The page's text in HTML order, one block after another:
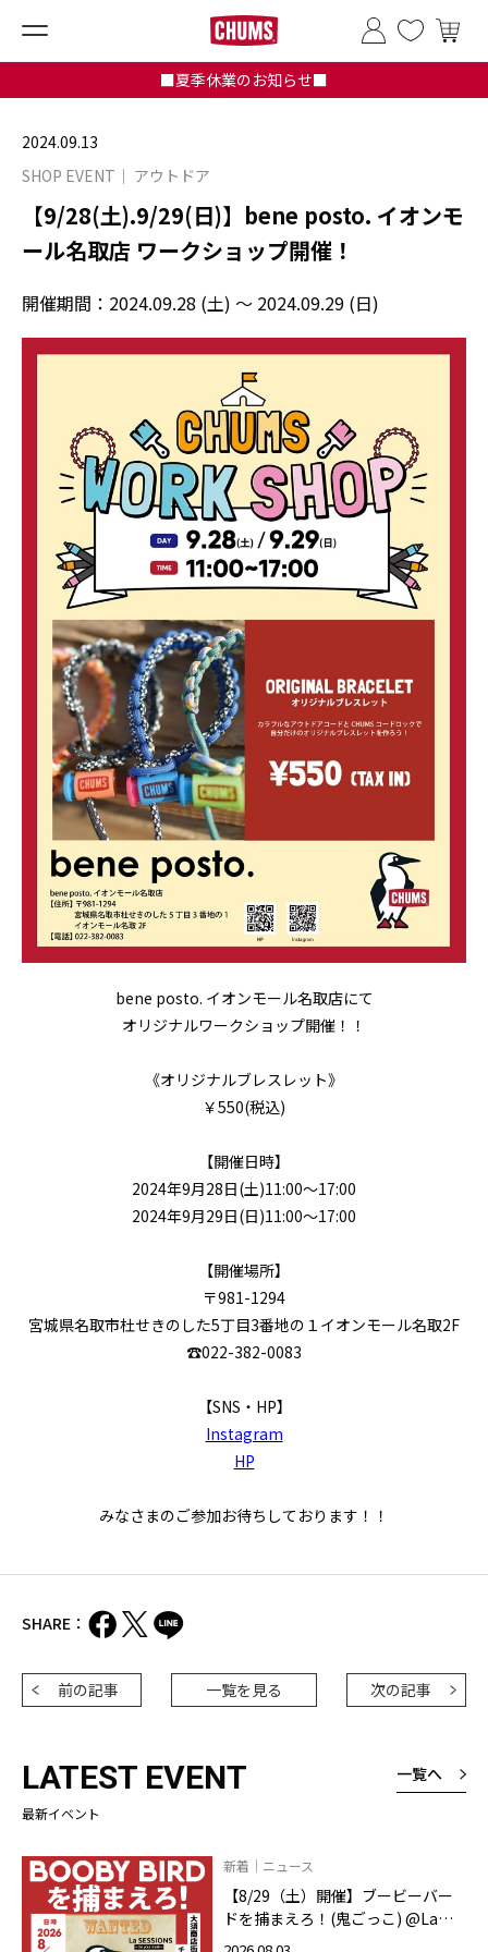
■夏季休業のお知らせ■
2024.09.13
SHOP EVENT
アウトドア
【9/28(土).9/29(日)】bene posto. イオンモ
ール名取店 ワークショップ開催！
開催期間： 2024.09.28 (土) ～ 2024.09.29 (日)
bene posto. イオンモール名取店にて
オリジナルワークショップ開催！！
《オリジナルブレスレット》
￥550(税込)
【開催日時】
2024年9月28日(土)11:00～17:00
2024年9月29日(日)11:00～17:00
【開催場所】
〒981-1294
宮城県名取市杜せきのした5丁目3番地の１イオンモール名取2F
☎022-382-0083
【SNS・HP】
Instagram
HP
みなさまのご参加お待ちしております！！
SHARE：
前の記事 一覧を見る 次の記事
LATEST EVENT
最新イベント
一覧へ
新着｜ニュース
【8/29（土）開催】ブービーバー
ドを捕まえろ！(鬼ごっこ) @La
SESSIONS On your mark